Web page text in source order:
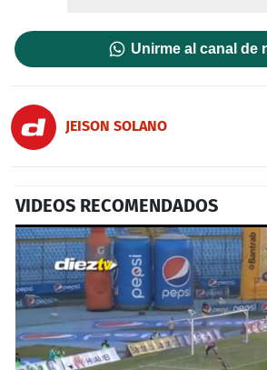
Unirme al canal de
JEISON SOLANO
VIDEOS RECOMENDADOS